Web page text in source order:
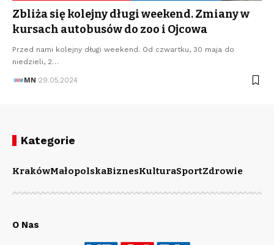
Zbliża się kolejny długi weekend. Zmiany w
kursach autobusów do zoo i Ojcowa
Przed nami kolejny długi weekend. Od czwartku, 30 maja do
niedzieli, 2…
MN 29.05.2024
Kategorie
KrakówMałopolskaBiznesKulturaSportZdrowie
O Nas